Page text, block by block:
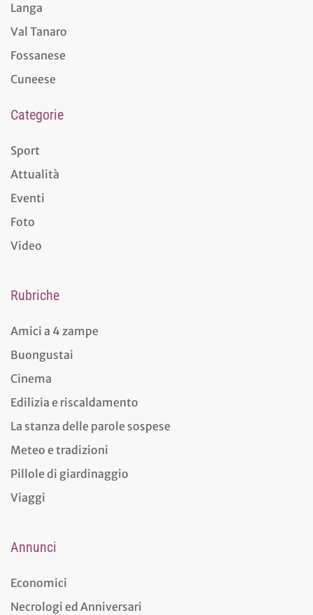
Langa
Val Tanaro
Fossanese
Cuneese
Categorie
Sport
Attualità
Eventi
Foto
Video
Rubriche
Amici a 4 zampe
Buongustai
Cinema
Edilizia e riscaldamento
La stanza delle parole sospese
Meteo e tradizioni
Pillole di giardinaggio
Viaggi
Annunci
Economici
Necrologi ed Anniversari